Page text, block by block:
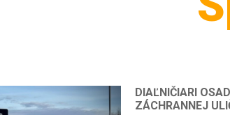
DIAĽNIČIARI
ZÁCHRANNEJ